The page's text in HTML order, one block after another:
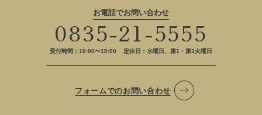
お電話でお問い合わせ
0835-21-5555
受付時間：10:00〜18:00 定休日：水曜日、第1・第3火曜日
フォームでのお問い合わせ